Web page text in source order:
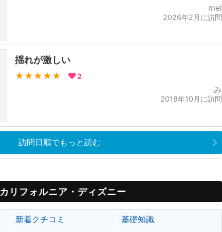
mei
2026年2月に訪問
揺れが激しい
★★★★★ 2
み
2018年10月に訪問
訪問日順でもっと読む
カリフォルニア・ディズニー
新着クチコミ
基礎知識